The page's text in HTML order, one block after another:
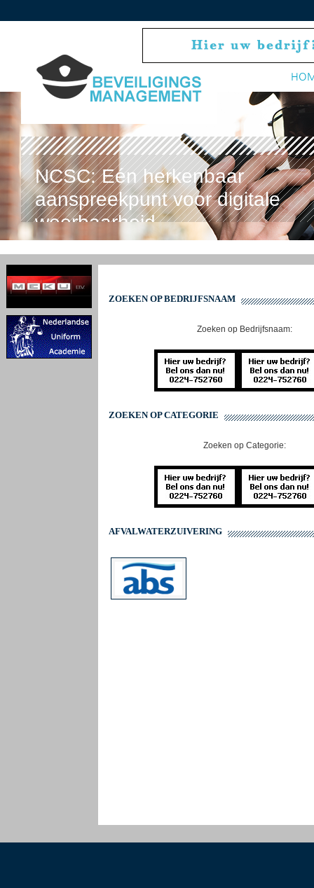
NCSC: Eén herkenbaar
aanspreekpunt voor digitale
weerbaarheid
ZOEKEN OP BEDRIJFSNAAM
Zoeken op Bedrijfsnaam:
ZOEKEN OP CATEGORIE
Zoeken op Categorie:
AFVALWATERZUIVERING